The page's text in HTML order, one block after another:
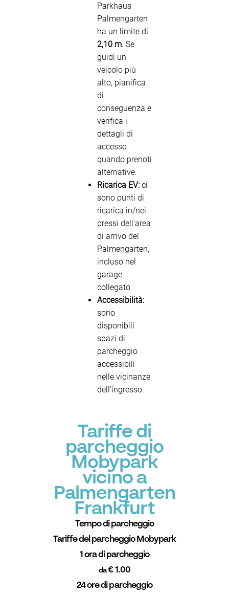
Parkhaus
Palmengarten
ha un limite di
2,10 m. Se
guidi un
veicolo più
alto, pianifica
di
conseguenza e
verifica i
dettagli di
accesso
quando prenoti
alternative.
Ricarica EV: ci
sono punti di
ricarica in/nei
pressi dell'area
di arrivo del
Palmengarten,
incluso nel
garage
collegato.
Accessibilità:
sono
disponibili
spazi di
parcheggio
accessibili
nelle vicinanze
dell'ingresso.
Tariffe di
parcheggio
Mobypark
vicino a
Palmengarten
Frankfurt
Tempo di parcheggio
Tariffe del parcheggio Mobypark
1 ora di parcheggio
da€ 1.00
24 ore di parcheggio